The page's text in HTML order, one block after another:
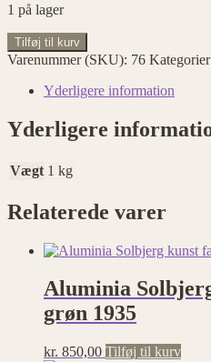
1 på lager
Vase/skål
fra
Hammerhøi
Tilføj til kurv
Varenummer (SKU): 76
Yderligere information
Yderligere
Vægt 1 kg
Relaterede varer
Aluminia
grøn 1935
kr. 850,00 Tilføj til kurv